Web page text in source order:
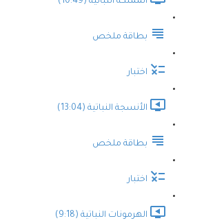
بطاقة ملخص
اختبار
الأنسجة النباتية (13:04)
بطاقة ملخص
اختبار
الهرمونات النباتية (9:18)